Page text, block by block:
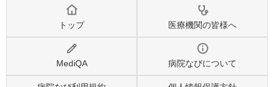
トップ 医療機関の皆様へ
MediQA 病院なびについて